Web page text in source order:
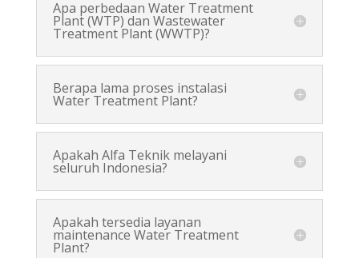
Apa perbedaan Water Treatment
Plant (WTP) dan Wastewater
Treatment Plant (WWTP)?
Berapa lama proses instalasi
Water Treatment Plant?
Apakah Alfa Teknik melayani
seluruh Indonesia?
Apakah tersedia layanan
maintenance Water Treatment
Plant?